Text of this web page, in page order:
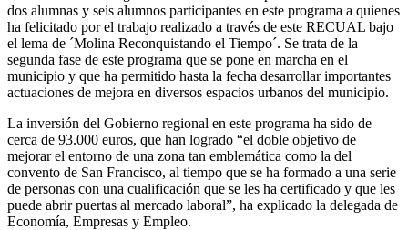
dos alumnas y seis alumnos participantes en este programa a quienes
ha felicitado por el trabajo realizado a través de este RECUAL bajo
el lema de ´Molina Reconquistando el Tiempo´. Se trata de la
segunda fase de este programa que se pone en marcha en el
municipio y que ha permitido hasta la fecha desarrollar importantes
actuaciones de mejora en diversos espacios urbanos del municipio.
La inversión del Gobierno regional en este programa ha sido de
cerca de 93.000 euros, que han logrado “el doble objetivo de
mejorar el entorno de una zona tan emblemática como la del
convento de San Francisco, al tiempo que se ha formado a una serie
de personas con una cualificación que se les ha certificado y que les
puede abrir puertas al mercado laboral”, ha explicado la delegada de
Economía, Empresas y Empleo.